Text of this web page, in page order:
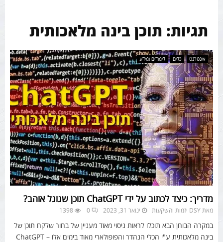
תגיות: תוכן בינה מלאכותית
אינטרנט כלים לימודים ומידע
מדריך: כיצד לכתוב על ידי ChatGPT תוכן שגוגל אוהב?
מאתDSY יזמות והשקעות ינואר 31, 2023 0
1398
במקרה הבוחן הבא תוכלו לראות ניסוי מאוד מעניין של בחור שלקח תוכן של
בינה מלאכותית ע"י הכלי הנהדר והפופולארי מאוד בימים אלו – ChatGPT